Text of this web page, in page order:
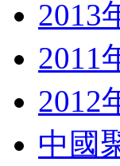
2013
2011
2012
中國